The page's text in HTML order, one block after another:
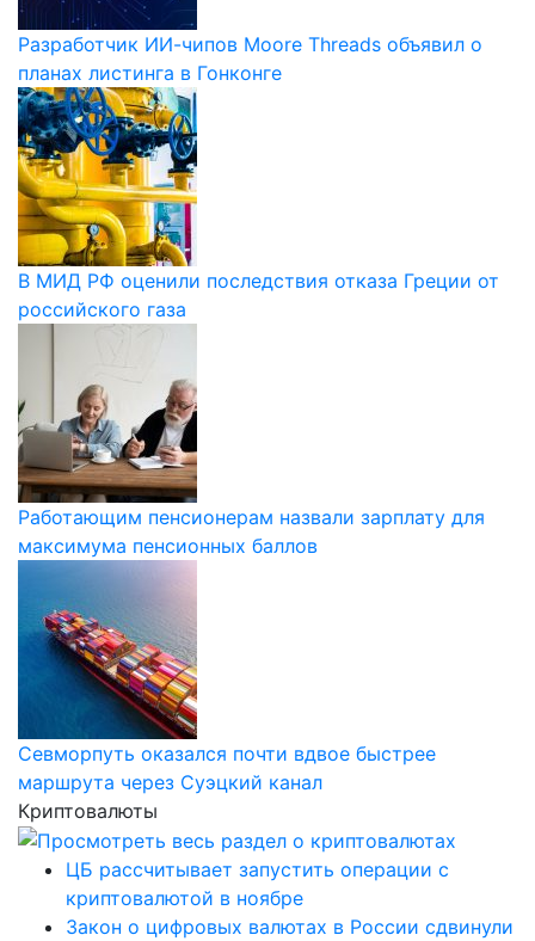
Разработчик ИИ-чипов Moore Threads объявил о
планах листинга в Гонконге
В МИД РФ оценили последствия отказа Греции от
российского газа
Работающим пенсионерам назвали зарплату для
максимума пенсионных баллов
Севморпуть оказался почти вдвое быстрее
маршрута через Суэцкий канал
Криптовалюты
ЦБ рассчитывает запустить операции с
криптовалютой в ноябре
Закон о цифровых валютах в России сдвинули